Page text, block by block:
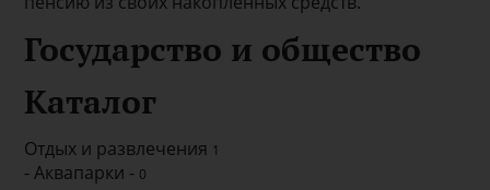
Государство и общество
Каталог
Отдых и развлечения 1
- Аквапарки - 0